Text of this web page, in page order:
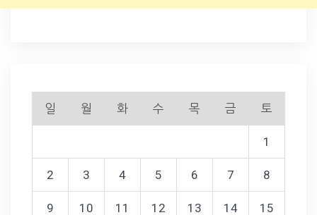
일 월 화 수 목 금 토
1
2 3 4 5 6 7 8
9 10 11 12 13 14 15